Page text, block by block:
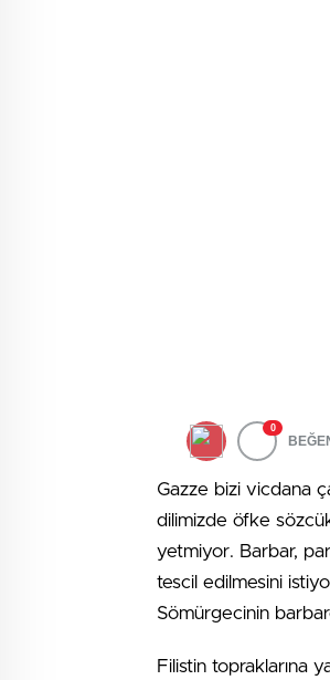
0
Gazze bizi vicdana
dilimizde öfke
yetmiyor. Barbar,
tescil edilmesini
Sömürgecinin
Filistin topraklarına